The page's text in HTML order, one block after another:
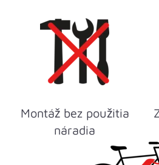
Montáž bez použitia
náradia